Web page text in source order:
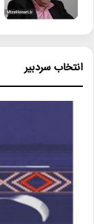
انتخاب سردبیر